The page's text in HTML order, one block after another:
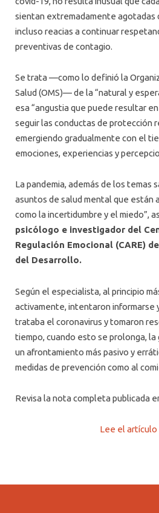
sientan extremadamente agotadas
incluso reacias a continuar
preventivas de contagio.
Se trata —como lo definió la
Salud (OMS)— de la “natural y
esa “angustia que puede resultar
seguir las conductas de protección
emergiendo gradualmente con el
emociones, experiencias y
La pandemia, además de los temas
asuntos de salud mental que están
como la incertidumbre y el miedo”,
psicólogo e investigador del
Regulación Emocional (CARE)
del Desarrollo.
Según el especialista, al principio
activamente, intentaron informarse
trataba el coronavirus y tomaron
tiempo, cuando esto se prolonga,
un afrontamiento más pasivo y
medidas de prevención como al
Revisa la nota completa publicada
Lee el artículo